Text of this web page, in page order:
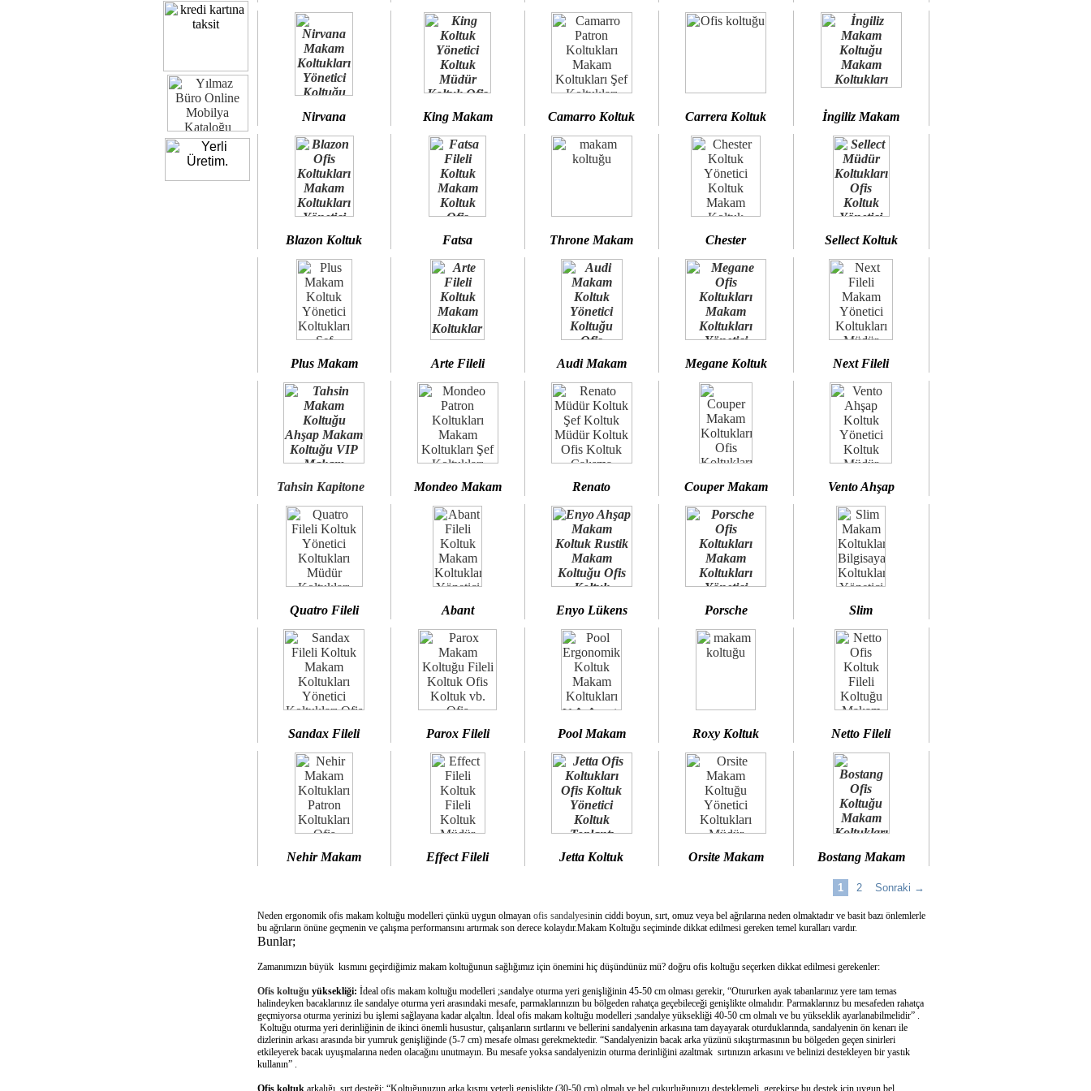
Nirvana King Makam Camarro Koltuk Carrera Koltuk İngiliz Makam
Blazon Koltuk Fatsa Throne Makam Chester Sellect Koltuk
Plus Makam Arte Fileli Audi Makam Megane Koltuk Next Fileli
Tahsin Kapitone Mondeo Makam Renato Couper Makam Vento Ahşap
Quatro Fileli Abant Enyo Lükens Porsche Slim
Sandax Fileli Parox Fileli Pool Makam Roxy Koltuk Netto Fileli
Nehir Makam Effect Fileli Jetta Koltuk Orsite Makam Bostang Makam
1 2 Sonraki →
Neden ergonomik ofis makam koltuğu modelleri çünkü uygun olmayan ofis sandalyesinin ciddi boyun, sırt, omuz veya bel ağrılarına neden olmaktadır ve basit bazı önlemlerle
bu ağrıların önüne geçmenin ve çalışma performansını artırmak son derece kolaydır.Makam Koltuğu seçiminde dikkat edilmesi gereken temel kuralları vardır.
Bunlar;
Zamanımızın büyük kısmını geçirdiğimiz makam koltuğunun sağlığımız için önemini hiç düşündünüz mü? doğru ofis koltuğu seçerken dikkat edilmesi gerekenler:
Ofis koltuğuyüksekliği: İdeal ofis makam koltuğu modelleri ;sandalye oturma yeri genişliğinin 45-50 cm olması gerekir, “Otururken ayak tabanlarınız yere tam temas
halindeyken bacaklarınız ile sandalye oturma yeri arasındaki mesafe, parmaklarınızın bu bölgeden rahatça geçebileceği genişlikte olmalıdır. Parmaklarınız bu mesafeden rahatça
geçmiyorsa oturma yerinizi bu işlemi sağlayana kadar alçaltın. İdeal ofis makam koltuğu modelleri ;sandalye yüksekliği 40-50 cm olmalı ve bu yükseklik ayarlanabilmelidir” .
Koltuğu oturma yeri derinliğinin de ikinci önemli husustur, çalışanların sırtlarını ve bellerini sandalyenin arkasına tam dayayarak oturduklarında, sandalyenin ön kenarı ile
dizlerinin arkası arasında bir yumruk genişliğinde (5-7 cm) mesafe olması gerekmektedir. “Sandalyenizin bacak arka yüzünü sıkıştırmasının bu bölgeden geçen sinirleri
etkileyerek bacak uyuşmalarına neden olacağını unutmayın. Bu mesafe yoksa sandalyenizin oturma derinliğini azaltmak sırtınızın arkasını ve belinizi destekleyen bir yastık
kullanın” .
Ofis koltuk arkalığı sırt desteği: “Koltuğunuzun arka kısmı yeterli genişlikte (30-50 cm) olmalı ve bel çukurluğunuzu desteklemeli, gerekirse bu destek için uygun bel